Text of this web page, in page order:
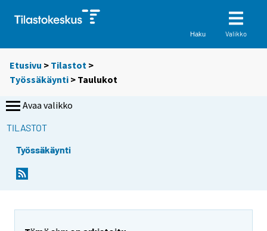
Haku Valikko
Etusivu > Tilastot >
Työssäkäynti > Taulukot
Avaa valikko
TILASTOT
Työssäkäynti